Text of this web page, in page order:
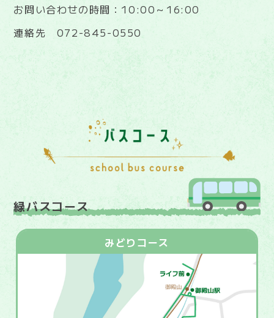
お問い合わせの時間：10:00～16:00
連絡先 072-845-0550
緑バスコース
みどりコース